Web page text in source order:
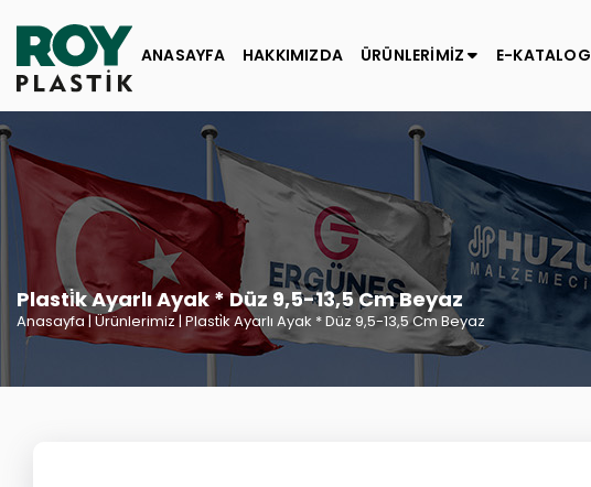
ANASAYFA HAKKIMIZDA ÜRÜNLERİMİZ E-KATALOG
Plasti̇k Ayarlı Ayak * Düz 9,5-13,5 Cm Beyaz
Anasayfa| Ürünlerimiz | Plasti̇k Ayarlı Ayak * Düz 9,5-13,5 Cm Beyaz